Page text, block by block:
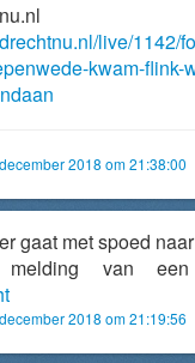
live/1142/
kwam-flink-
2018 om 21:38:00
gaat met spoed
van een
2018 om 21:19:56